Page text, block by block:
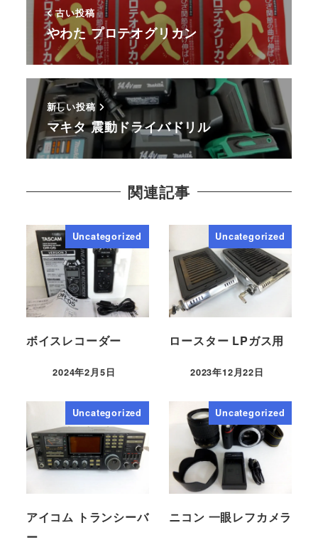
古い投稿
やわた プロテオグリカン
新しい投稿
マキタ 震動ドライバドリル
関連記事
Uncategorized
ボイスレコーダー
2024年2月5日
Uncategorized
ロースター LPガス用
2023年12月22日
Uncategorized
アイコム トランシーバ
Uncategorized
ニコン 一眼レフカメラ